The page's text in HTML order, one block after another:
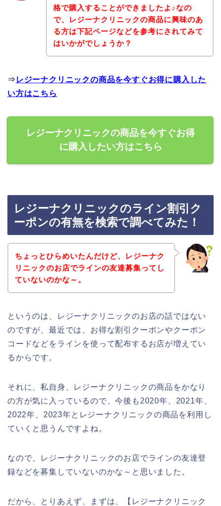
格で購入することができましたよ♪なの
で、レジーナクリニックの商品に興味のあ
る方は下記ページなどを参考にされてみて
はいかがでしょうか？
⇒ レジーナクリニックの商品を今すぐお得に購入した
い方はこちら
レジーナクリニックの商品を今すぐお得
に購入したい方はこちら
レジーナクリニックのライン割引ク
ーポンの有無を検索で調べてみた！
ちょっとひらめいたんだけど、レジーナク
リニックのお店でラインの友達募集ってし
ていないのかな～。
というのは、レジーナクリニックのお店の話ではない
のですが、最近では、お得な割引クーポンやクーポン
コードなどをラインを使って配布するお店が増えてい
るからです。
それに、私自身、レジーナクリニックの商品をかなり
の方が気に入っているので、今後も2020年、2021年、
2022年、2023年とレジーナクリニックの商品を利用し
ていくと思うんですよね。
なので、レジーナクリニックのお店でラインの友達登
録などを募集していないのかな～と思いました。
だから、とりあえず、まずは、【レジーナクリニック